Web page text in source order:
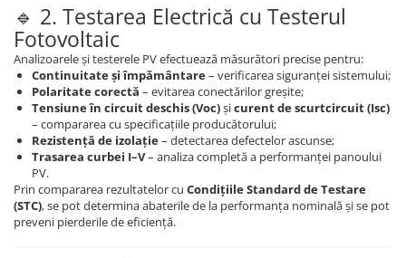
🔹 2. Testarea Electrică cu Testerul
Fotovoltaic
Analizoarele și testerele PV efectuează măsurători precise pentru:
Continuitate și împământare– verificarea siguranței sistemului;
Polaritate corectă – evitarea conectărilor greșite;
Tensiune în circuit deschis (Voc)șicurent de scurtcircuit (Isc)
– compararea cu specificațiile producătorului;
Rezistență de izolație– detectarea defectelor ascunse;
Trasarea curbei I–V– analiza completă a performanței panoului
PV.
Prin compararea rezultatelor cu Condițiile Standard de Testare
(STC), se pot determina abaterile de la performanța nominală și se pot
preveni pierderile de eficiență.